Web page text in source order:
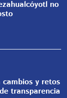
no
cambios y retos
transparencia